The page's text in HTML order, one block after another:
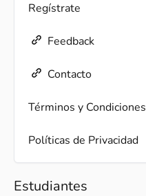
Regístrate
Feedback
Contacto
Términos y Condiciones
Políticas de Privacidad
Estudiantes